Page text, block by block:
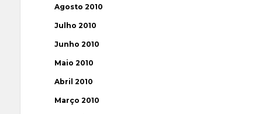
Agosto 2010
Julho 2010
Junho 2010
Maio 2010
Abril 2010
Março 2010